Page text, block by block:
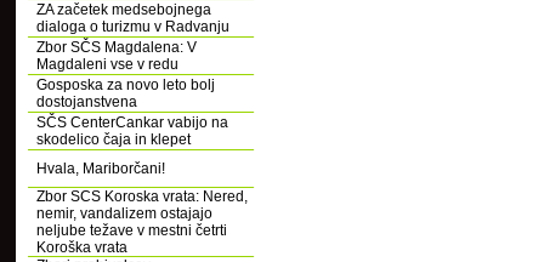
ZA začetek medsebojnega
dialoga o turizmu v Radvanju
Zbor SČS Magdalena: V
Magdaleni vse v redu
Gosposka za novo leto bolj
dostojanstvena
SČS CenterCankar vabijo na
skodelico čaja in klepet
Hvala, Mariborčani!
Zbor SCS Koroska vrata: Nered,
nemir, vandalizem ostajajo
neljube težave v mestni četrti
Koroška vrata